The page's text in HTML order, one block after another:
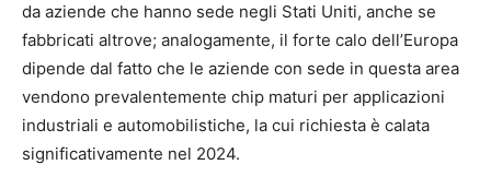
da aziende che hanno sede negli Stati Uniti, anche se
fabbricati altrove; analogamente, il forte calo dell’Europa
dipende dal fatto che le aziende con sede in questa area
vendono prevalentemente chip maturi per applicazioni
industriali e automobilistiche, la cui richiesta è calata
significativamente nel 2024.